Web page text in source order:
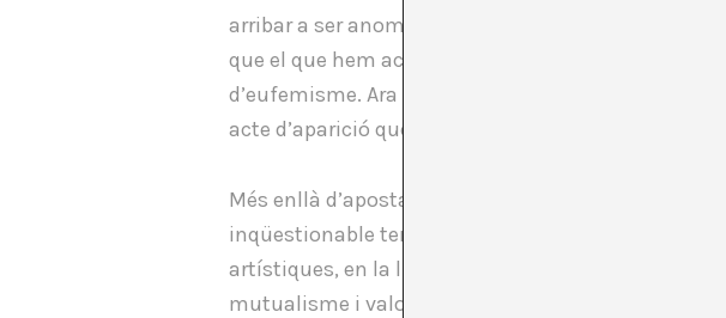
arribar a ser anomenat en alguna ocasió
que el que hem acabat anomenant més
d’eufemisme. Ara bé, una comunitat política,
acte d’aparició que exerceix la ciutadania, cosa
Més enllà d’apostar per unes polítiques de
inqüestionable tendència a agrupar forces i
artístiques, en la línia del que Massimiliano
mutualisme i valorització del treball reproductiu–